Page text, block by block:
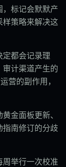
标记会默默产
策略来解决这
都会记录理
计渠道产生的
营的副作用，
金面板更新、
指南修订的分歧
举行一次校准